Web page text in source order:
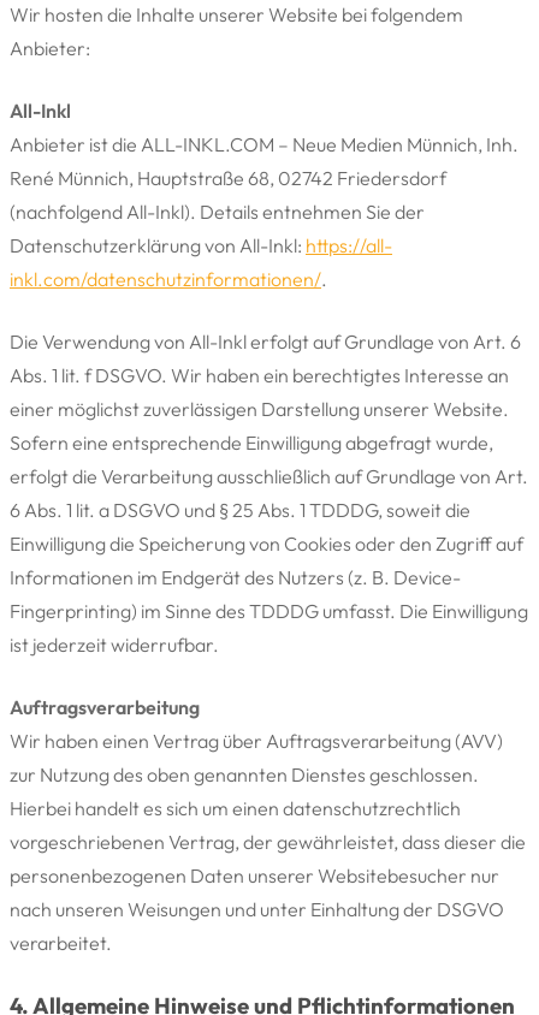
Wir hosten die Inhalte unserer Website bei folgendem
Anbieter:
All-Inkl
Anbieter ist die ALL-INKL.COM – Neue Medien Münnich, Inh.
René Münnich, Hauptstraße 68, 02742 Friedersdorf
(nachfolgend All-Inkl). Details entnehmen Sie der
Datenschutzerklärung von All-Inkl: https://all-
inkl.com/datenschutzinformationen/.
Die Verwendung von All-Inkl erfolgt auf Grundlage von Art. 6
Abs. 1 lit. f DSGVO. Wir haben ein berechtigtes Interesse an
einer möglichst zuverlässigen Darstellung unserer Website.
Sofern eine entsprechende Einwilligung abgefragt wurde,
erfolgt die Verarbeitung ausschließlich auf Grundlage von Art.
6 Abs. 1 lit. a DSGVO und § 25 Abs. 1 TDDDG, soweit die
Einwilligung die Speicherung von Cookies oder den Zugriff auf
Informationen im Endgerät des Nutzers (z. B. Device-
Fingerprinting) im Sinne des TDDDG umfasst. Die Einwilligung
ist jederzeit widerrufbar.
Auftragsverarbeitung
Wir haben einen Vertrag über Auftragsverarbeitung (AVV)
zur Nutzung des oben genannten Dienstes geschlossen.
Hierbei handelt es sich um einen datenschutzrechtlich
vorgeschriebenen Vertrag, der gewährleistet, dass dieser die
personenbezogenen Daten unserer Websitebesucher nur
nach unseren Weisungen und unter Einhaltung der DSGVO
verarbeitet.
4. Allgemeine Hinweise und Pflicht­informationen